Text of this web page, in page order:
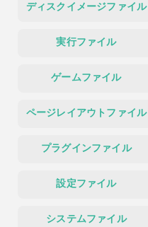
ディスクイメージファイル
実行ファイル
ゲームファイル
ページレイアウトファイル
プラグインファイル
設定ファイル
システムファイル